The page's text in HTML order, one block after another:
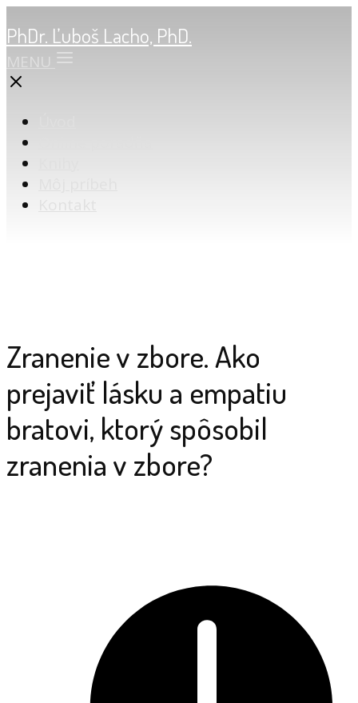
PhDr. Ľuboš Lacho, PhD.
MENU
Zranenie v zbore. Ako
prejaviť lásku a empatiu
bratovi, ktorý spôsobil
zranenia v zbore?